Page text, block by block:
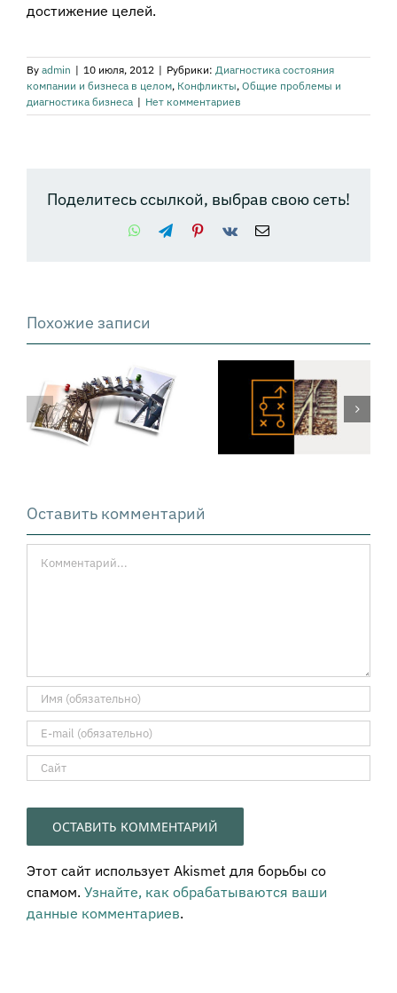
достижение целей.
By admin | 10 июля, 2012 | Рубрики: Диагностика состояния
компании и бизнеса в целом, Конфликты, Общие проблемы и
диагностика бизнеса | Нет комментариев
Поделитесь ссылкой, выбрав свою сеть!
WhatsApp
TelegramPinterest
Vk Email
Похожие записи
Техника PSDM:
как решать
сложные
Оставить комментарий
Этот сайт использует Akismet для борьбы со
спамом. Узнайте, как обрабатываются ваши
данные комментариев.